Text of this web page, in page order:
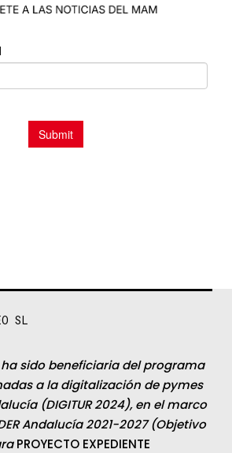
SL
ha sido beneficiaria del programa
a la digitalización de pymes
(DIGITUR 2024), en el marco
Andalucía 2021-2027 (Objetivo
PROYECTO EXPEDIENTE